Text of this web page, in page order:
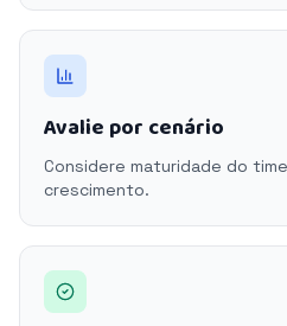
Avalie por cenário
Considere maturidade do
crescimento.